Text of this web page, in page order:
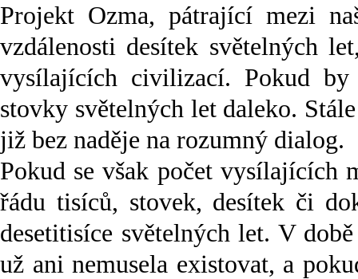
Projekt Ozma, pátrající mezi
vzdálenosti desítek světelných
vysílajících civilizací. Pokud
stovky světelných let daleko.
již bez naděje na rozumný dialog.
Pokud se však počet vysílajících
řádu tisíců, stovek, desítek či
desetitisíce světelných let. V
už ani nemusela existovat, a